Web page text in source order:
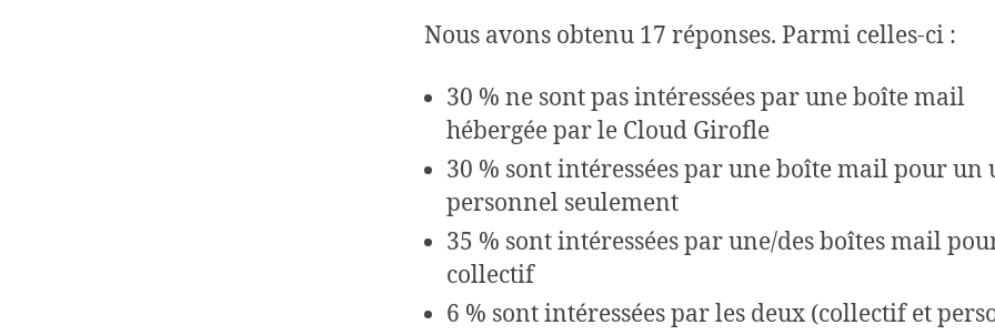
Nous avons obtenu 17 réponses. Parmi celles-ci :
30 % ne sont pas intéressées par une boîte mail
hébergée par le Cloud Girofle
30 % sont intéressées par une boîte mail pour un
personnel seulement
35 % sont intéressées par une/des boîtes mail
collectif
6 % sont intéressées par les deux (collectif et